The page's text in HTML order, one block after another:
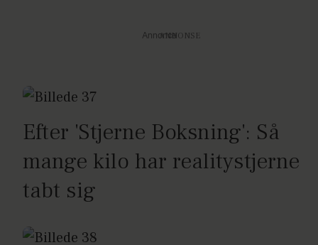
Annonce
Efter 'Stjerne Boksning': Så
mange kilo har realitystjerne
tabt sig